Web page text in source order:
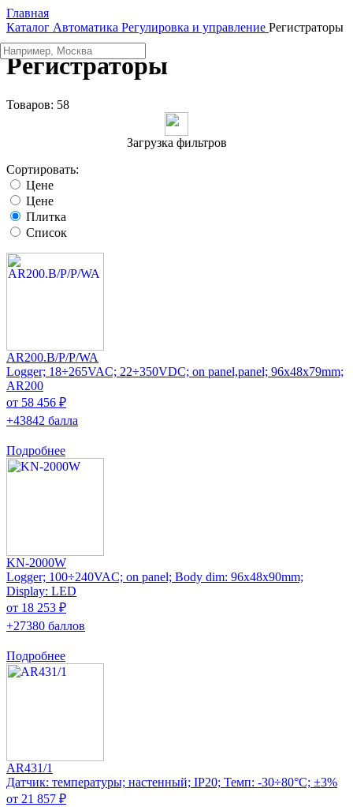
Главная
Каталог Автоматика Регулировка и управление Регистраторы
Регистраторы
Товаров: 58
Загрузка фильтров
Сортировать:
Цене
Цене
Плитка
Список
AR200.B/P/P/WA
Logger; 18÷265VAC; 22÷350VDC; on panel,panel; 96x48x79mm;
AR200
от 58 456 ₽
+43842 балла
Подробнее
KN-2000W
Logger; 100÷240VAC; on panel; Body dim: 96x48x90mm;
Display: LED
от 18 253 ₽
+27380 баллов
Подробнее
AR431/1
Датчик: температуры; настенный; IP20; Темп: -30÷80°C; ±3%
от 21 857 ₽